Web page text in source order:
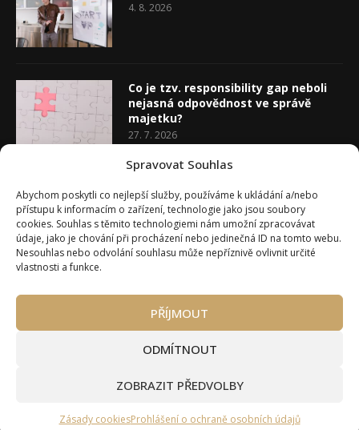
Spravovat Souhlas
Abychom poskytli co nejlepší služby, používáme k ukládání a/nebo
přístupu k informacím o zařízení, technologie jako jsou soubory
cookies. Souhlas s těmito technologiemi nám umožní zpracovávat
údaje, jako je chování při procházení nebo jedinečná ID na tomto webu.
Nesouhlas nebo odvolání souhlasu může nepříznivě ovlivnit určité
vlastnosti a funkce.
PŘÍJMOUT
ODMÍTNOUT
ZOBRAZIT PŘEDVOLBY
Zásady cookiesProhlášení o ochraně osobních údajů
4. 8. 2026
Co je tzv. responsibility gap neboli
nejasná odpovědnost ve správě
majetku?
27. 7. 2026
20. 7. 2026
O Wealth Magazínu Můj účet
Kontakty
Máte zájem o spolupráci?
Pravidla používání webu wmag.cz
Ke stažení (partneři a autoři)
© 2020 - 2026 Wealth Magazín - Wealth Magazín s.r.o.